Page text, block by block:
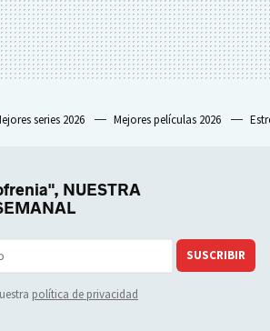
series 2026 Mejores películas 2026
NUESTRA
SUSCRIBIR
política de privacidad